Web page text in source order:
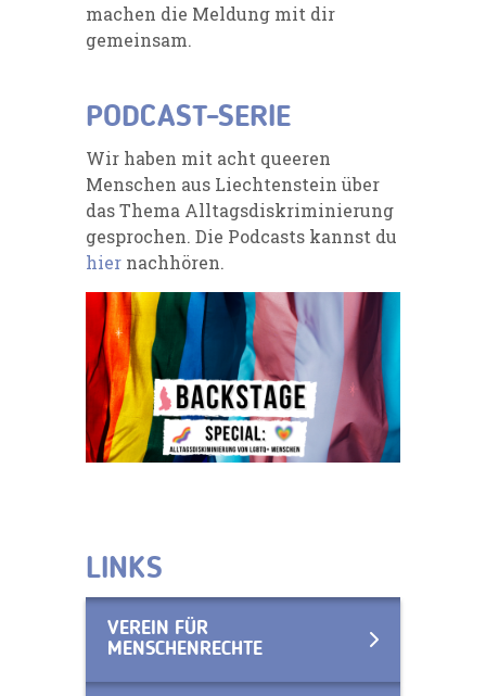
machen die Meldung mit dir
gemeinsam.
PODCAST-SERIE
Wir haben mit acht queeren
Menschen aus Liechtenstein über
das Thema Alltagsdiskriminierung
gesprochen. Die Podcasts kannst du
hier nachhören.
LINKS
VEREIN FÜR
MENSCHENRECHTE